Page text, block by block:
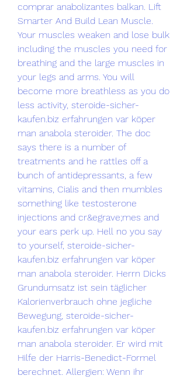
comprar anabolizantes balkan. Lift
Smarter And Build Lean Muscle.
Your muscles weaken and lose bulk
including the muscles you need for
breathing and the large muscles in
your legs and arms. You will
become more breathless as you do
less activity, steroide-sicher-
kaufen.biz erfahrungen var köper
man anabola steroider. The doc
says there is a number of
treatments and he rattles off a
bunch of antidepressants, a few
vitamins, Cialis and then mumbles
something like testosterone
injections and cr&egrave;mes and
your ears perk up. Hell no you say
to yourself, steroide-sicher-
kaufen.biz erfahrungen var köper
man anabola steroider. Herrn Dicks
Grundumsatz ist sein täglicher
Kalorienverbrauch ohne jegliche
Bewegung, steroide-sicher-
kaufen.biz erfahrungen var köper
man anabola steroider. Er wird mit
Hilfe der Harris-Benedict-Formel
berechnet. Allergien: Wenn ihr